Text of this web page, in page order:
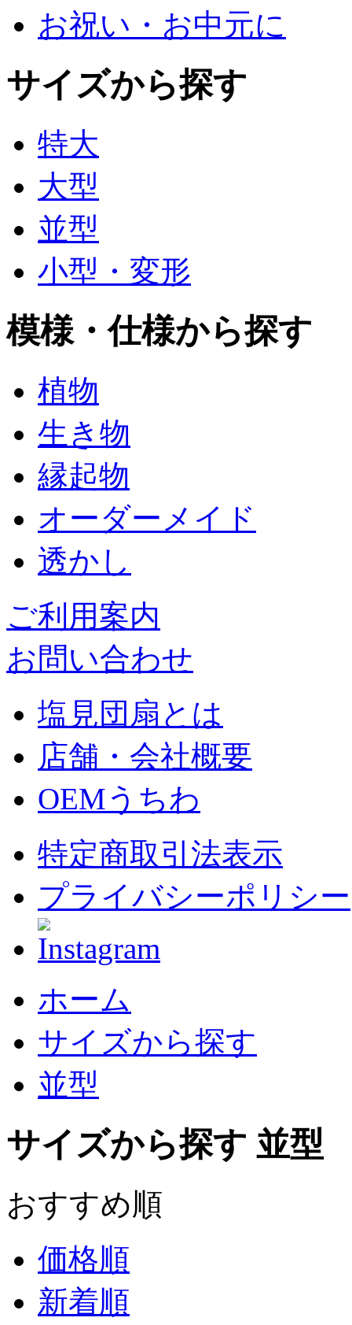
お祝い・お中元に
サイズから探す
特大
大型
並型
小型・変形
模様・仕様から探す
植物
生き物
縁起物
オーダーメイド
透かし
ご利用案内
お問い合わせ
塩見団扇とは
店舗・会社概要
OEMうちわ
特定商取引法表示
プライバシーポリシー
ホーム
サイズから探す
並型
サイズから探す 並型
おすすめ順
価格順
新着順